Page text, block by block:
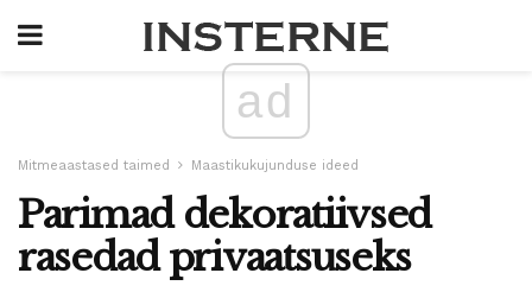
ad
Mitmeaastased taimed Maastikukujunduse ideed
Parimad dekoratiivsed
rasedad privaatsuseks